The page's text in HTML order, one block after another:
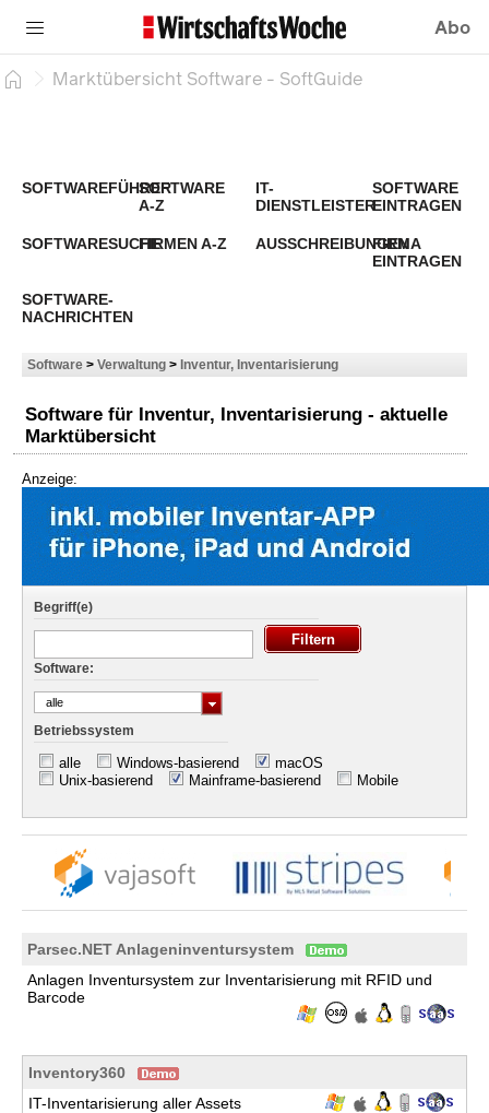
Abo
Marktübersicht Software - SoftGuide
SOFTWAREFÜHRERSOFTWARE
A-Z
IT-
DIENSTLEISTER
SOFTWARE
EINTRAGEN
SOFTWARESUCHEFIRMEN A-Z AUSSCHREIBUNGEN
FIRMA
EINTRAGEN
SOFTWARE-
NACHRICHTEN
Software > Verwaltung > Inventur, Inventarisierung
Software für Inventur, Inventarisierung - aktuelle
Marktübersicht
Anzeige:
Begriff(e)
Software:
alle
Betriebssystem
alle Windows-basierend
macOS
Unix-basierend
Mainframe-basierend Mobile
Parsec.NET Anlageninventursystem
Anlagen Inventursystem zur Inventarisierung mit RFID und
Barcode
Inventory360
IT-Inventarisierung aller Assets